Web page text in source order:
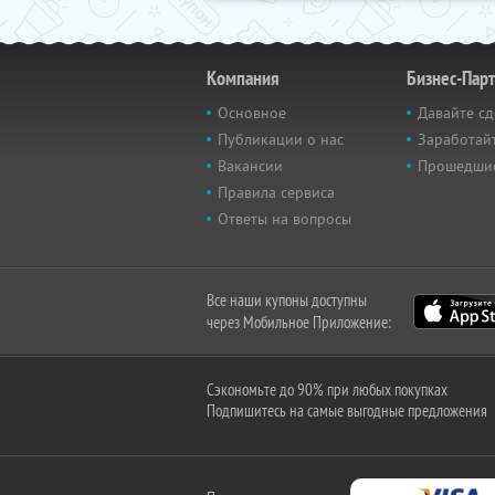
Компания
Основное
Публикации о нас
Вакансии
Правила сервиса
Ответы на вопросы
Бизнес-
Давайте
Все наши купоны доступны
через Мобильное Приложение:
Сэкономьте до 90% при любых покупках
Подпишитесь на самые выгодные предложения